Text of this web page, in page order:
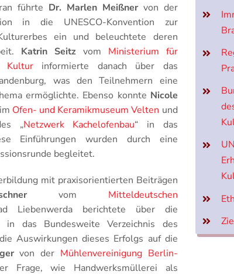
führte Dr. Marlen Meißnervon der
in die UNESCO-Konvention zur
ein und beleuchtete deren
Katrin Seitzvom Ministerium für
Kulturinformierte danach über das
was den Teilnehmern eine
ermöglichte. Ebenso konnte Nicole
Ofen- und Keramikmuseum Velten und
„Netzwerk Kachelofenbau“ in das
Einführungen wurden durch eine
begleitet.
mit praxisorientierten Beiträgen
vom Mitteldeutschen
Liebenwerda berichtete über die
in das Bundesweite Verzeichnis des
Auswirkungen dieses Erfolgs auf die
von der Mühlenvereinigung Berlin-
Frage, wie Handwerksmüllerei als